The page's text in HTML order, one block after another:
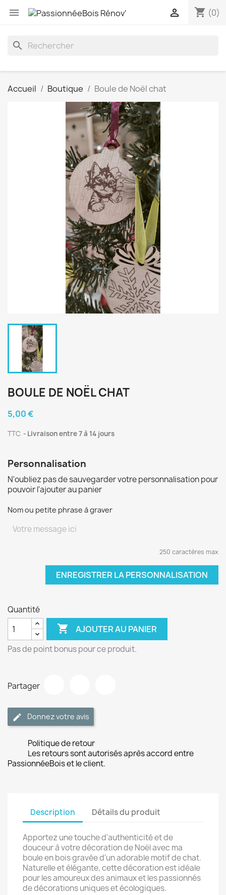
 shopping_cart (0)

search
Accueil Boutique Boule de Noël chat
BOULE DE NOËL CHAT
5,00 €
TTC Livraison entre 7 à 14 jours
Personnalisation
N'oubliez pas de sauvegarder votre personnalisation pour
pouvoir l'ajouter au panier
Nom ou petite phrase à graver
250 caractères max
ENREGISTRER LA PERSONNALISATION
Quantité
 AJOUTER AU PANIER
Pas de point bonus pour ce produit.
Partager
Donnez votre avis
Politique de retour
Les retours sont autorisés après accord entre
PassionnéeBois et le client.
Description Détails du produit
Apportez une touche d'authenticité et de
douceur à votre décoration de Noël avec ma
boule en bois gravée d'un adorable motif de chat.
Naturelle et élégante, cette décoration est idéale
pour les amoureux des animaux et les passionnés
de décorations uniques et écologiques.